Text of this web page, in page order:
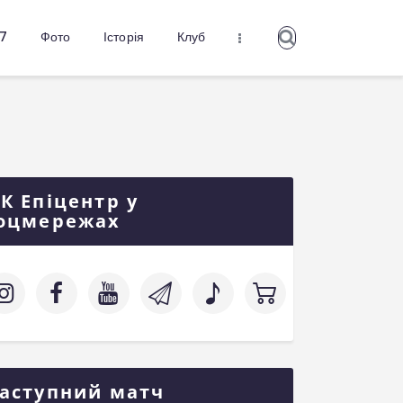
Фото Історія Клуб
Епіцентр у
матч